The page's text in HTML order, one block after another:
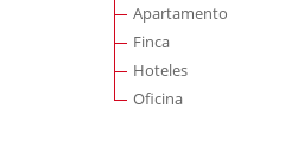
Apartamento
Finca
Hoteles
Oficina